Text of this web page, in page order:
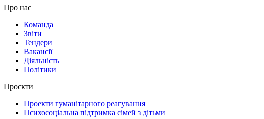
Про нас
Команда
Звіти
Тендери
Вакансії
Діяльність
Політики
Проєкти
Проекти гуманітарного реагування
Психосоціальна підтримка сімей з дітьми